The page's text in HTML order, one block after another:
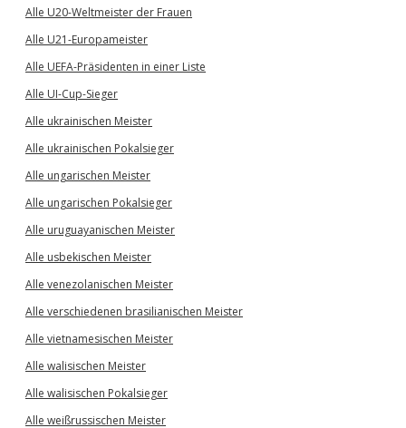
Alle U20-Weltmeister der Frauen
Alle U21-Europameister
Alle UEFA-Präsidenten in einer Liste
Alle UI-Cup-Sieger
Alle ukrainischen Meister
Alle ukrainischen Pokalsieger
Alle ungarischen Meister
Alle ungarischen Pokalsieger
Alle uruguayanischen Meister
Alle usbekischen Meister
Alle venezolanischen Meister
Alle verschiedenen brasilianischen Meister
Alle vietnamesischen Meister
Alle walisischen Meister
Alle walisischen Pokalsieger
Alle weißrussischen Meister